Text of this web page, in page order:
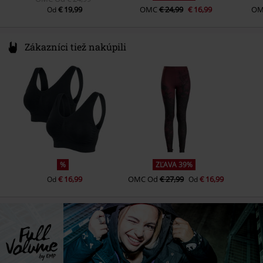
Od € 19,99 OMC€ 24,99 € 16,99
Zákazníci tiež nakúpili
%
Od € 16,99
ZĽAVA 39%
OMC Od € 27,99 Od € 16,99